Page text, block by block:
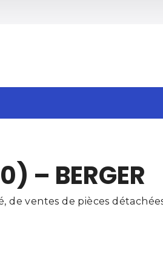
– BERGER
de ventes de pièces